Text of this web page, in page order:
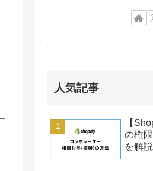
人気記事
【
の権
を解